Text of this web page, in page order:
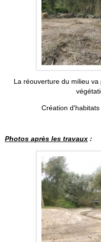
La réouverture du milieu
Création
Photos après les travaux :